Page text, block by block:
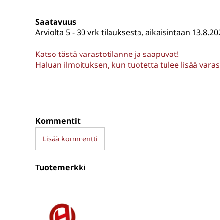
Saatavuus
Arviolta 5 - 30 vrk tilauksesta, aikaisintaan
Katso tästä varastotilanne ja saapuvat!
Haluan ilmoituksen, kun tuotetta tulee lisää
Kommentit
Lisää kommentti
Tuotemerkki